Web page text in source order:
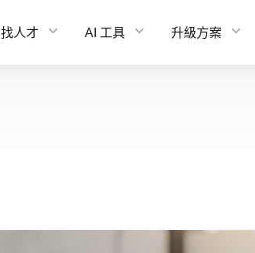
找人才 AI 工具 升級方案